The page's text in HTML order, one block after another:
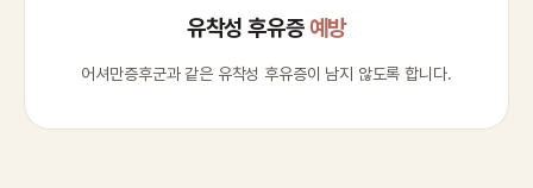
유착성 후유증 예방
어셔만증후군과 같은 유착성 후유증이 남지 않도록 합니다.